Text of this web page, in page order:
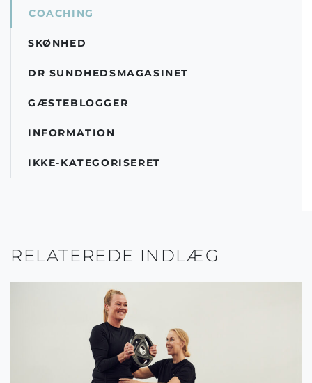
COACHING
SKØNHED
DR SUNDHEDSMAGASINET
GÆSTEBLOGGER
INFORMATION
IKKE-KATEGORISERET
RELATEREDE INDLÆG